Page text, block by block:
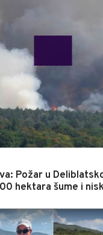
Požar u
hektara šume i